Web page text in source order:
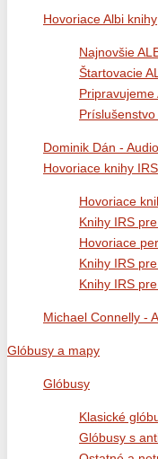
Hovoriace Albi knihy
Najnovšie
Štartovacie
Pripravujeme
Dominik Dán -
Hovoriace knihy IRS
Hovoriace
Knihy IRS
Hovoriace
Knihy IRS
Knihy IRS
Michael Connelly -
Glóbusy a mapy
Glóbusy
Klasické
Glóbusy s